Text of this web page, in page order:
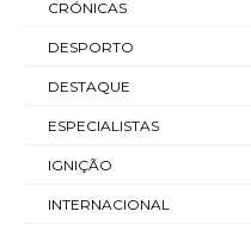
CRÓNICAS
DESPORTO
DESTAQUE
ESPECIALISTAS
IGNIÇÃO
INTERNACIONAL